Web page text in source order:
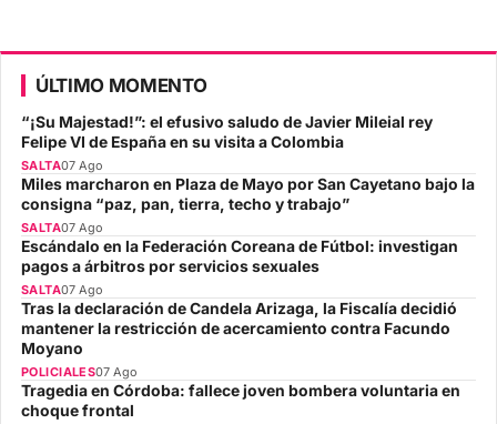
ÚLTIMO MOMENTO
“¡Su Majestad!”: el efusivo saludo de Javier Mileial rey
Felipe VI de España en su visita a Colombia
SALTA07 Ago
Miles marcharon en Plaza de Mayo por San Cayetano bajo la
consigna “paz, pan, tierra, techo y trabajo”
SALTA07 Ago
Escándalo en la Federación Coreana de Fútbol: investigan
pagos a árbitros por servicios sexuales
SALTA07 Ago
Tras la declaración de Candela Arizaga, la Fiscalía decidió
mantener la restricción de acercamiento contra Facundo
Moyano
POLICIALES07 Ago
Tragedia en Córdoba: fallece joven bombera voluntaria en
choque frontal